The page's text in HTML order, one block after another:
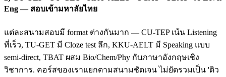
Eng — สอบเข้ามหาลัยไทย
แต่ละสนามสอบมี format ต่างกันมาก — CU-TEP เน้น Listening
ที่เร็ว, TU-GET มี Cloze test ลึก, KKU-AELT มี Speaking แบบ
semi-direct, TBAT ผสม Bio/Chem/Phy กับภาษาอังกฤษเชิง
วิชาการ. คอร์สของเราแยกตามสนามชัดเจน ไม่ยัดรวมเป็น 'ติว